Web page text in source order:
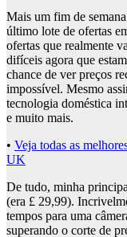
Mais um fim de
último lote de ofertas
ofertas que realmente
difíceis agora que
chance de ver preços
impossível. Mesmo
tecnologia doméstica
e muito mais.
• Veja todas as
UK
De tudo, minha
(era £ 29,99).
tempos para uma
superando o corte de